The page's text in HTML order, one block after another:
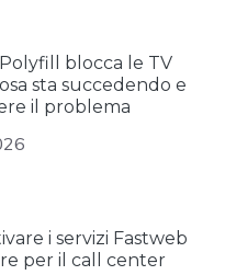
blocca le TV
sta succedendo e
il problema
i servizi Fastweb
per il call center